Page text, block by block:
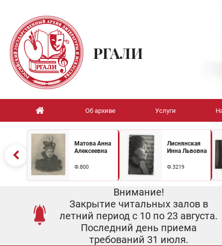
РГАЛИ
Об архиве Услуги
Матова Анна
Алексеевна
Ф.800
Лиснянская
Инна Львовна
Ф.3219
Внимание!
Закрытие читальных залов в
летний период с 10 по 23 августа.
Последний день приема
требований 31 июля.